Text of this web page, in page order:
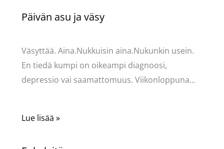
Päivän asu ja väsy
Väsyttää. Aina.Nukkuisin aina.Nukunkin usein.
En tiedä kumpi on oikeampi diagnoosi,
depressio vai saamattomuus. Viikonloppuna…
Lue lisää »